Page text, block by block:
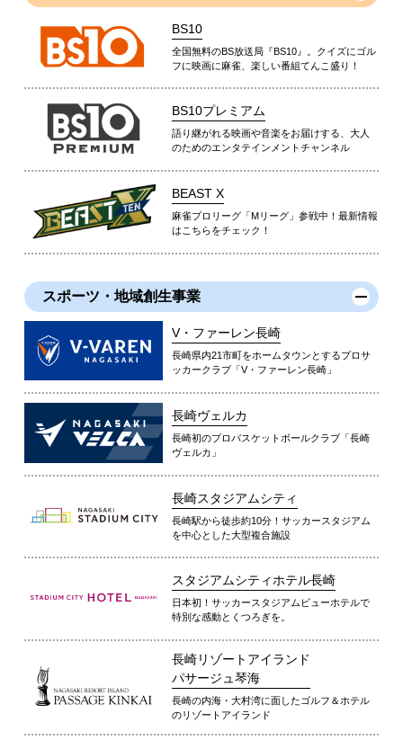
BS10
全国無料のBS放送局『BS10』。クイズにゴル
フに映画に麻雀、楽しい番組てんこ盛り！
BS10プレミアム
語り継がれる映画や音楽をお届けする、大人
のためのエンタテインメントチャンネル
BEAST X
麻雀プロリーグ「Mリーグ」参戦中！最新情報
はこちらをチェック！
スポーツ・地域創生事業
V・ファーレン長崎
長崎県内21市町をホームタウンとするプロサ
ッカークラブ「V・ファーレン長崎」
長崎ヴェルカ
長崎初のプロバスケットボールクラブ「長崎
ヴェルカ」
長崎スタジアムシティ
長崎駅から徒歩約10分！サッカースタジアム
を中心とした大型複合施設
スタジアムシティホテル長崎
日本初！サッカースタジアムビューホテルで
特別な感動とくつろぎを。
長崎リゾートアイランド
パサージュ琴海
長崎の内海・大村湾に面したゴルフ＆ホテル
のリゾートアイランド